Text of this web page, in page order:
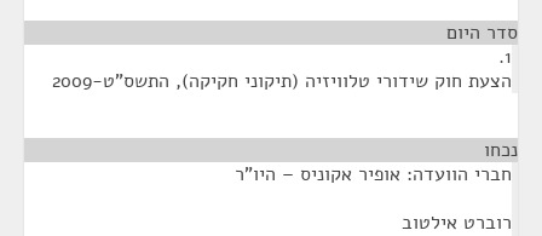
סדר היום
1.
הצעת חוק שידורי טלוויזיה (תיקוני חקיקה), התשס"ט-2009
נכחו
חברי הוועדה: אופיר אקוניס – היו"ר
רוברט אילטוב